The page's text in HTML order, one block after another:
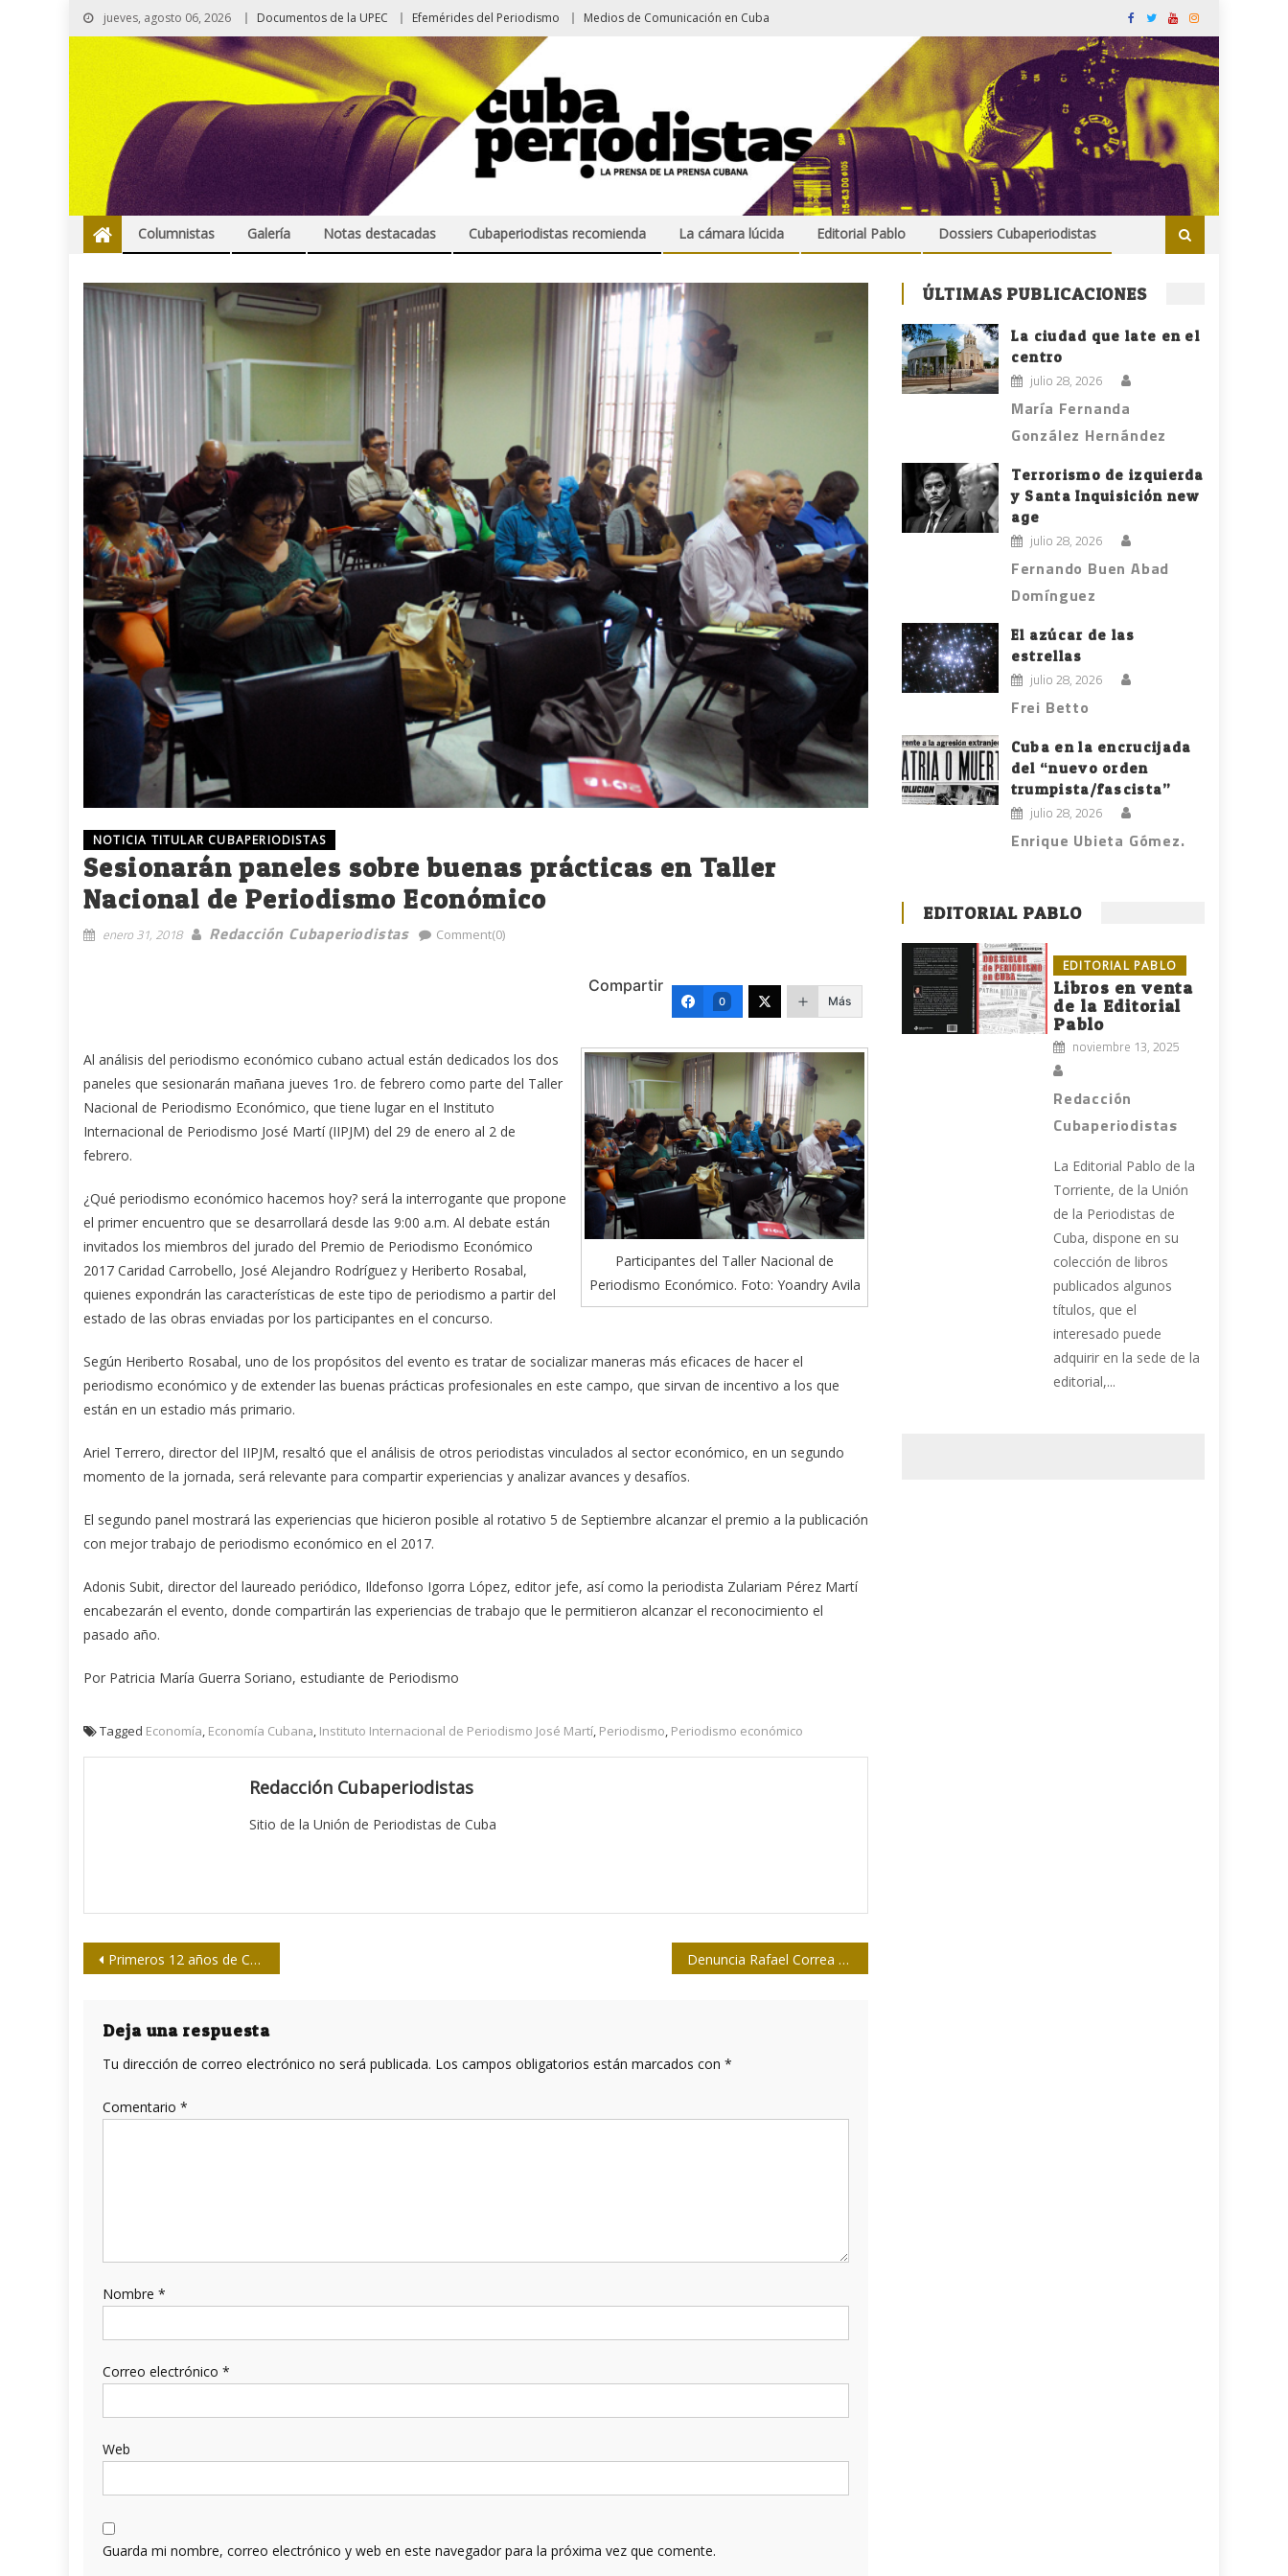
jueves, agosto 06, 2026 Documentos de la UPEC Efemérides del Periodismo Medios de Comunicación en Cuba
Columnistas Galería Notas destacadas Cubaperiodistas recomienda La cámara lúcida Editorial Pablo Dossiers Cubaperiodistas
NOTICIA TITULAR CUBAPERIODISTAS
Sesionarán paneles sobre buenas prácticas en Taller
Nacional de Periodismo Económico
enero 31, 2018 Redacción Cubaperiodistas Comment(0)
Compartir
0 Más
Participantes del Taller Nacional de
Periodismo Económico. Foto: Yoandry Avila
Al análisis del periodismo económico cubano actual están dedicados los dos
paneles que sesionarán mañana jueves 1ro. de febrero como parte del Taller
Nacional de Periodismo Económico, que tiene lugar en el Instituto
Internacional de Periodismo José Martí (IIPJM) del 29 de enero al 2 de
febrero.
¿Qué periodismo económico hacemos hoy? será la interrogante que propone
el primer encuentro que se desarrollará desde las 9:00 a.m. Al debate están
invitados los miembros del jurado del Premio de Periodismo Económico
2017 Caridad Carrobello, José Alejandro Rodríguez y Heriberto Rosabal,
quienes expondrán las características de este tipo de periodismo a partir del
estado de las obras enviadas por los participantes en el concurso.
Según Heriberto Rosabal, uno de los propósitos del evento es tratar de socializar maneras más eficaces de hacer el
periodismo económico y de extender las buenas prácticas profesionales en este campo, que sirvan de incentivo a los que
están en un estadio más primario.
Ariel Terrero, director del IIPJM, resaltó que el análisis de otros periodistas vinculados al sector económico, en un segundo
momento de la jornada, será relevante para compartir experiencias y analizar avances y desafíos.
El segundo panel mostrará las experiencias que hicieron posible al rotativo 5 de Septiembre alcanzar el premio a la publicación
con mejor trabajo de periodismo económico en el 2017.
Adonis Subit, director del laureado periódico, Ildefonso Igorra López, editor jefe, así como la periodista Zulariam Pérez Martí
encabezarán el evento, donde compartirán las experiencias de trabajo que le permitieron alcanzar el reconocimiento el
pasado año.
Por Patricia María Guerra Soriano, estudiante de Periodismo
Tagged Economía, Economía Cubana, Instituto Internacional de Periodismo José Martí, Periodismo, Periodismo económico
Redacción Cubaperiodistas
Sitio de la Unión de Periodistas de Cuba
Navegación
entradas
Primeros 12 años de Canal Habana Denuncia Rafael Correa agresión y cacería en su contra
Deja una respuesta
Tu dirección de correo electrónico no será publicada. Los campos obligatorios están marcados con *
Comentario *
Nombre *
Correo electrónico *
Web
Guarda mi nombre, correo electrónico y web en este navegador para la próxima vez que comente.
ÚLTIMAS PUBLICACIONES
La ciudad que late en el
centro
julio 28, 2026
María Fernanda
González Hernández
Terrorismo de izquierda
y Santa Inquisición new
age
julio 28, 2026
Fernando Buen Abad
Domínguez
El azúcar de las
estrellas
julio 28, 2026
Frei Betto
Cuba en la encrucijada
del “nuevo orden
trumpista/fascista”
julio 28, 2026
Enrique Ubieta Gómez.
EDITORIAL PABLO
EDITORIAL PABLO
Libros en venta
de la Editorial
Pablo
noviembre 13, 2025
Redacción
Cubaperiodistas
La Editorial Pablo de la
Torriente, de la Unión
de la Periodistas de
Cuba, dispone en su
colección de libros
publicados algunos
títulos, que el
interesado puede
adquirir en la sede de la
editorial,...